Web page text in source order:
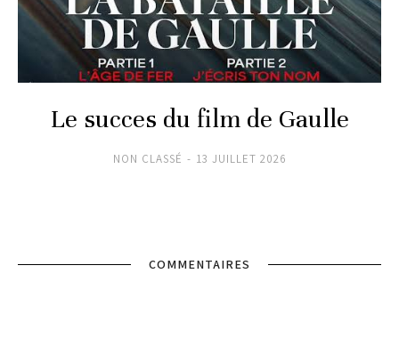
Le succes du film de Gaulle
NON CLASSÉ 13 JUILLET 2026
COMMENTAIRES